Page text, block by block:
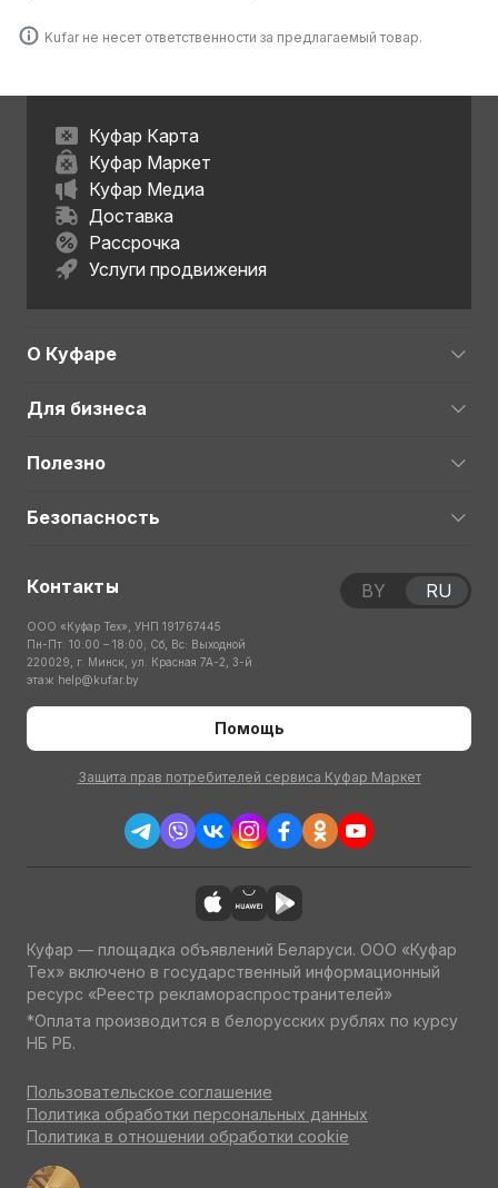
Kufar не несет ответственности за предлагаемый товар.
Куфар Карта
Куфар Маркет
Куфар Медиа
Доставка
Рассрочка
Услуги продвижения
О Куфаре
Для бизнеса
Полезно
Безопасность
Контакты
ООО «Куфар Тех», УНП 191767445
Пн-Пт: 10:00 – 18:00; Сб, Вс: Выходной
220029, г. Минск, ул. Красная 7А-2, 3-й
этаж help@kufar.by
Помощь
Защита прав потребителей сервиса Куфар Маркет
BY RU
Куфар — площадка объявлений Беларуси. ООО «Куфар
Тех» включено в государственный информационный
ресурс «Реестр рекламораспространителей»
*Оплата производится в белорусских рублях по курсу
НБ РБ.
Пользовательское соглашение
Политика обработки персональных данных
Политика в отношении обработки cookie